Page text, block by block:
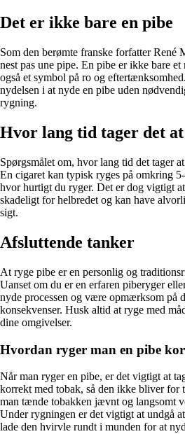
Det er ikke bare en pibe
Som den berømte franske forfatter René
nest pas une pipe. En pibe er ikke bare
også et symbol på ro og
nydelsen i at nyde en pibe uden
rygning.
Hvor lang tid tager det
Spørgsmålet om, hvor lang tid det tager
En cigaret kan typisk ryges på omkring
hvor hurtigt du ryger. Det er dog vigtigt
skadeligt for helbredet og kan have
sigt.
Afsluttende tanker
At ryge pibe er en personlig og
Uanset om du er en erfaren piberyger
nyde processen og være opmærksom på
konsekvenser. Husk altid at ryge med
dine omgivelser.
Hvordan ryger man en pibe
Når man ryger en pibe, er det vigtigt at
korrekt med tobak, så den ikke bliver
man tænde tobakken jævnt og langsomt
Under rygningen er det vigtigt at undgå
lade den hvirvle rundt i munden for at